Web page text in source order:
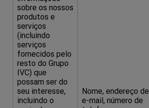
sobre os nossos
produtos e
serviços
(incluindo
serviços
fornecidos pelo
resto do Grupo
IVC) que
possam ser do
seu interesse,
incluindo o
Nome, endereço de
e-mail, número de